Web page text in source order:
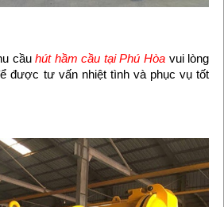
cầuhút hầm cầu tại Phú Hòa vui lòng
được tư vấn nhiệt tình và phục vụ tốt